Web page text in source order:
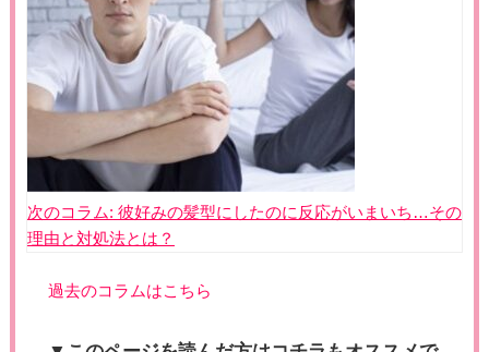
次のコラム: 彼好みの髪型にしたのに反応がいまいち…その
理由と対処法とは？
過去のコラムはこちら